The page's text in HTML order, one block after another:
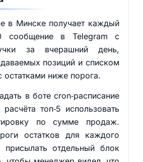
в Минске получает каждый
сообщение в Telegram с
за вчерашний день,
позиций и списком
остатками ниже порога.
в боте cron‑расписание
топ‑5 использовать
по сумме продаж.
остатков для каждого
присылать отдельный блок